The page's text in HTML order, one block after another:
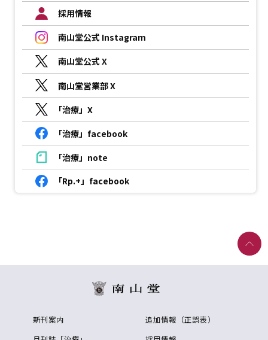
採用情報
南山堂公式 Instagram
南山堂公式 X
南山堂営業部 X
「治療」X
「治療」facebook
「治療」note
「Rp.+」facebook
新刊案内
追加情報（正誤表）